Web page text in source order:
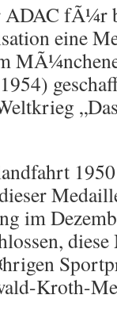
fÃ¼r
eine
im
Kroth-